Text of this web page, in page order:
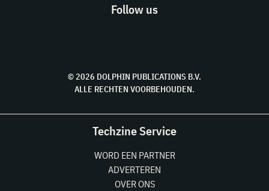
Follow us
© 2026 DOLPHIN PUBLICATIONS B.V.
ALLE RECHTEN VOORBEHOUDEN.
Techzine Service
WORD EEN PARTNER
ADVERTEREN
OVER ONS